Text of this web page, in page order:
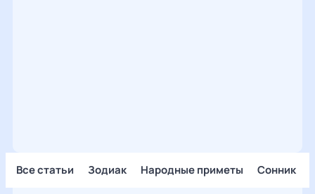
Все статьи Зодиак Народные приметы Сонник